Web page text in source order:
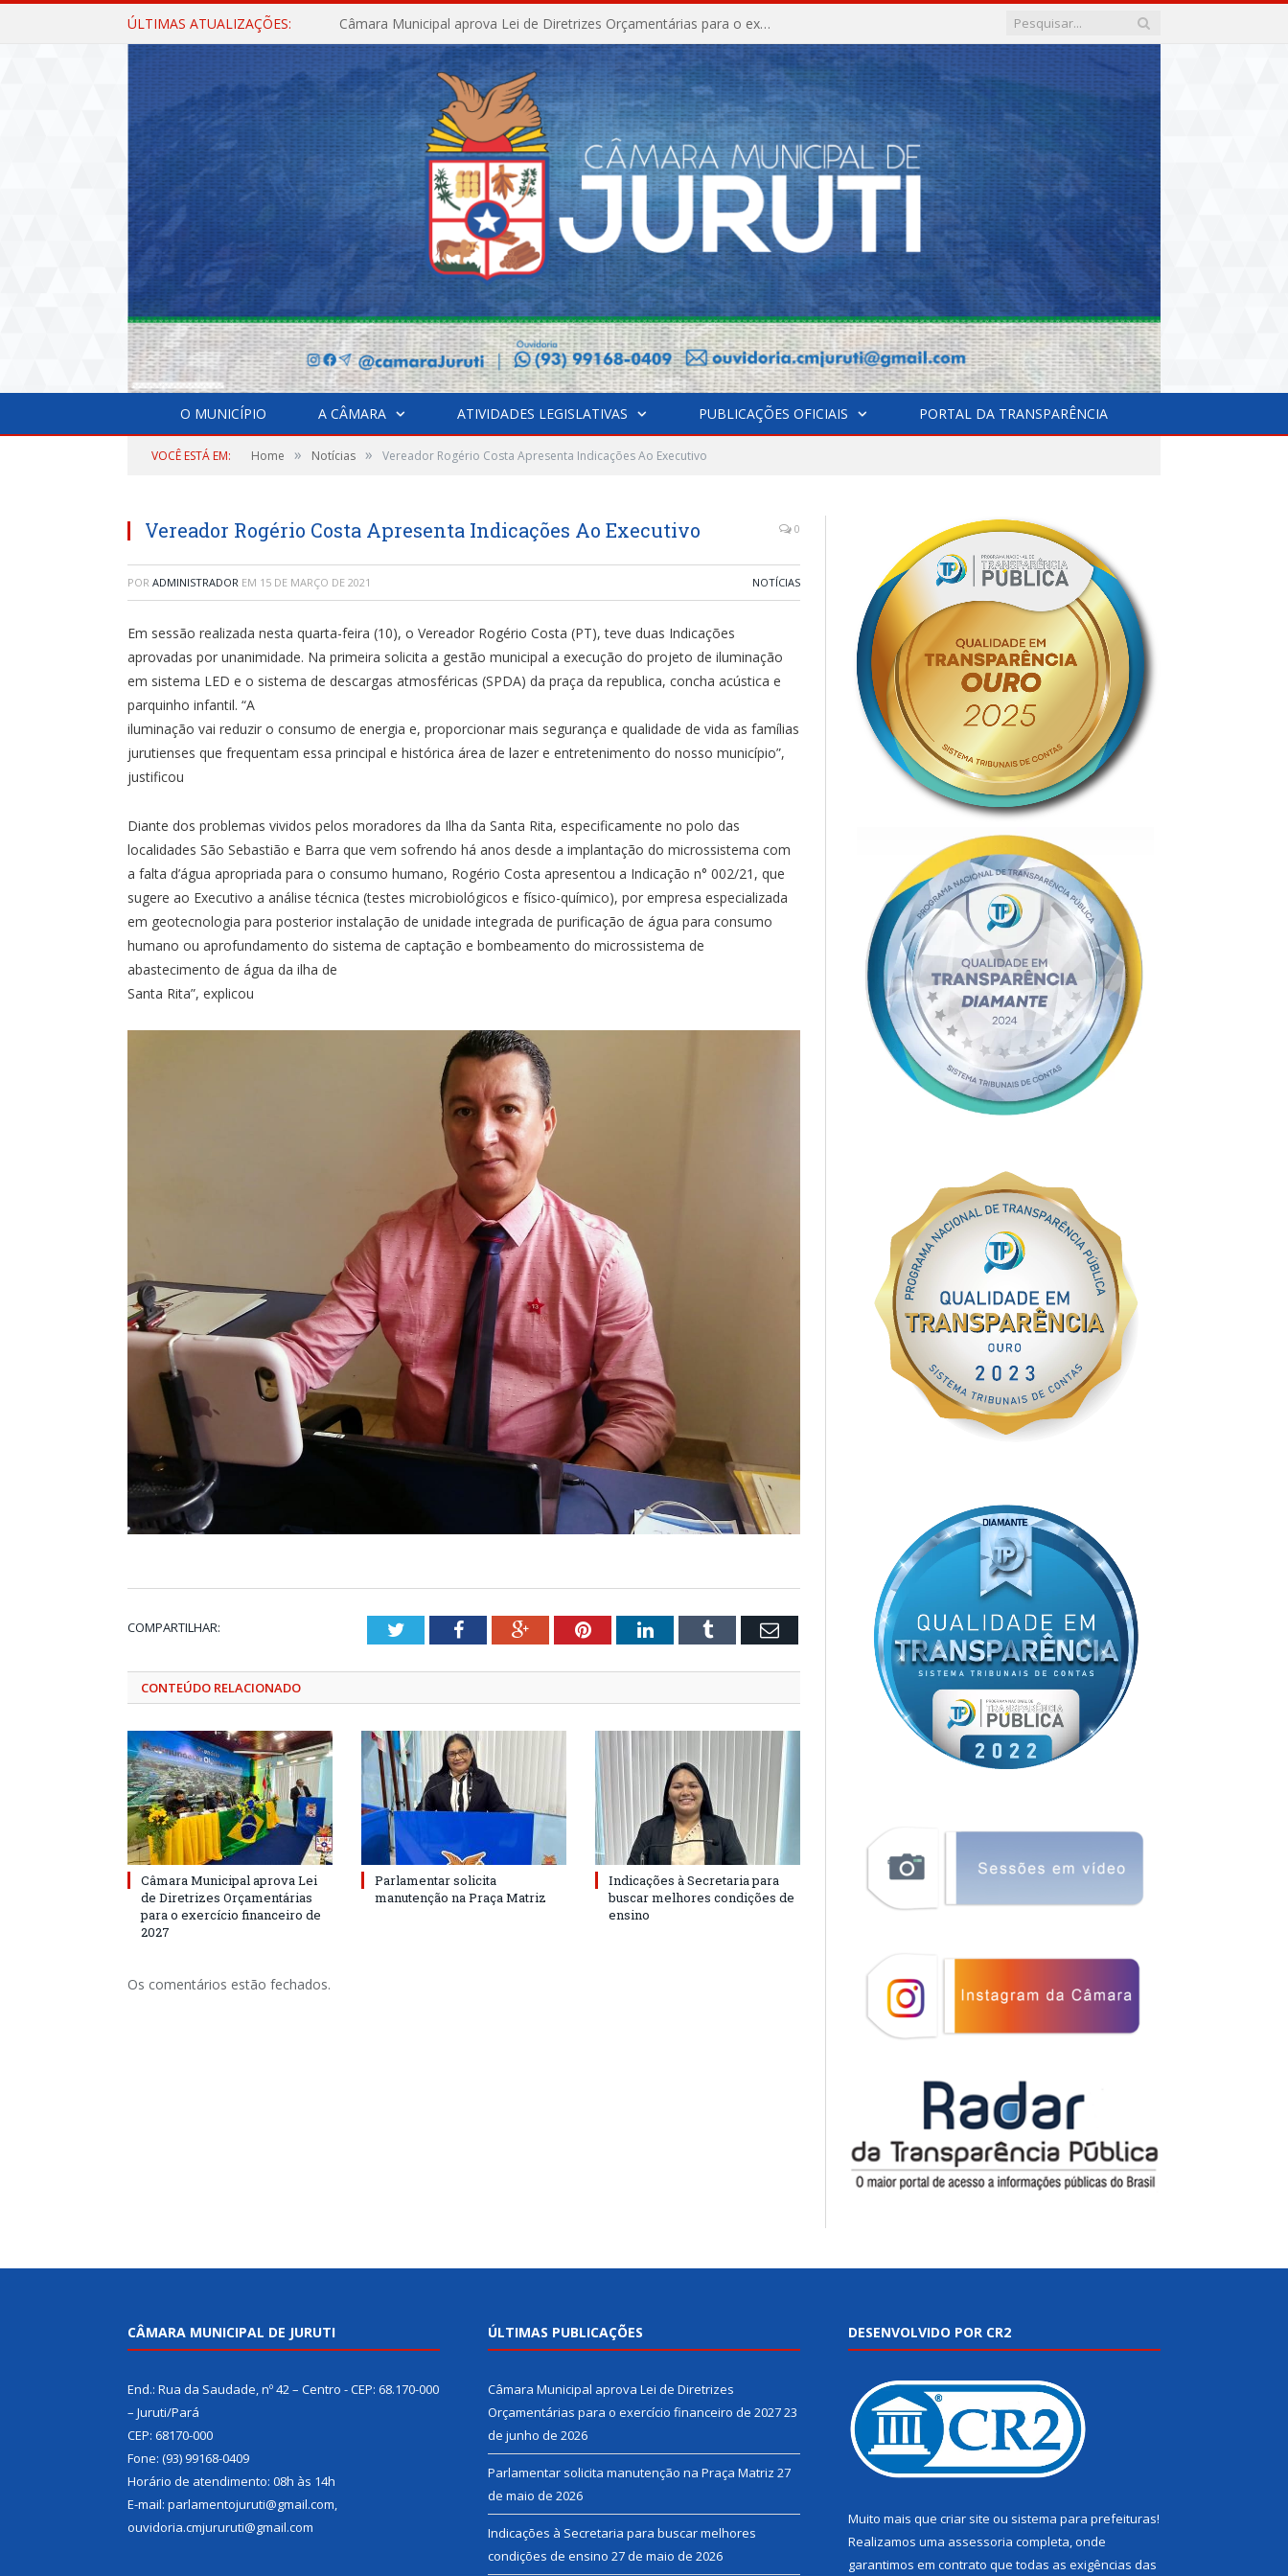
ÚLTIMAS ATUALIZAÇÕES: Câmara Municipal aprova Lei de Diretrizes Orçamentárias para o exercício financeiro de 2027
O MUNICÍPIO A CÂMARA ATIVIDADES LEGISLATIVAS PUBLICAÇÕES OFICIAIS PORTAL DA TRANSPARÊNCIA
VOCÊ ESTÁ EM: Home » Notícias » Vereador Rogério Costa Apresenta Indicações Ao Executivo
Vereador Rogério Costa Apresenta Indicações Ao Executivo 0
POR ADMINISTRADOR EM 15 DE MARÇO DE 2021 NOTÍCIAS
Em sessão realizada nesta quarta-feira (10), o Vereador Rogério Costa (PT), teve duas Indicações
aprovadas por unanimidade. Na primeira solicita a gestão municipal a execução do projeto de iluminação
em sistema LED e o sistema de descargas atmosféricas (SPDA) da praça da republica, concha acústica e
parquinho infantil. “A
iluminação vai reduzir o consumo de energia e, proporcionar mais segurança e qualidade de vida as famílias
jurutienses que frequentam essa principal e histórica área de lazer e entretenimento do nosso município”,
justificou
Diante dos problemas vividos pelos moradores da Ilha da Santa Rita, especificamente no polo das
localidades São Sebastião e Barra que vem sofrendo há anos desde a implantação do microssistema com
a falta d’água apropriada para o consumo humano, Rogério Costa apresentou a Indicação n° 002/21, que
sugere ao Executivo a análise técnica (testes microbiológicos e físico-químico), por empresa especializada
em geotecnologia para posterior instalação de unidade integrada de purificação de água para consumo
humano ou aprofundamento do sistema de captação e bombeamento do microssistema de
abastecimento de água da ilha de
Santa Rita”, explicou
COMPARTILHAR: TwitterFacebookGoogle+PinterestLinkedInTumblr Email
CONTEÚDO RELACIONADO
Câmara Municipal aprova Lei
de Diretrizes Orçamentárias
para o exercício financeiro de
2027
Parlamentar solicita
manutenção na Praça Matriz
Indicações à Secretaria para
buscar melhores condições de
ensino
Os comentários estão fechados.
CÂMARA MUNICIPAL DE JURUTI
End.: Rua da Saudade, nº 42 – Centro - CEP: 68.170-000
– Juruti/Pará
CEP: 68170-000
Fone: (93) 99168-0409
Horário de atendimento: 08h às 14h
E-mail: parlamentojuruti@gmail.com,
ouvidoria.cmjururuti@gmail.com
ÚLTIMAS PUBLICAÇÕES
Câmara Municipal aprova Lei de Diretrizes
Orçamentárias para o exercício financeiro de 202723
de junho de 2026
Parlamentar solicita manutenção na Praça Matriz 27
de maio de 2026
Indicações à Secretaria para buscar melhores
condições de ensino 27 de maio de 2026
DESENVOLVIDO POR CR2
Muito mais que criar site ou sistema para prefeituras!
Realizamos uma assessoria completa, onde
garantimos em contrato que todas as exigências das